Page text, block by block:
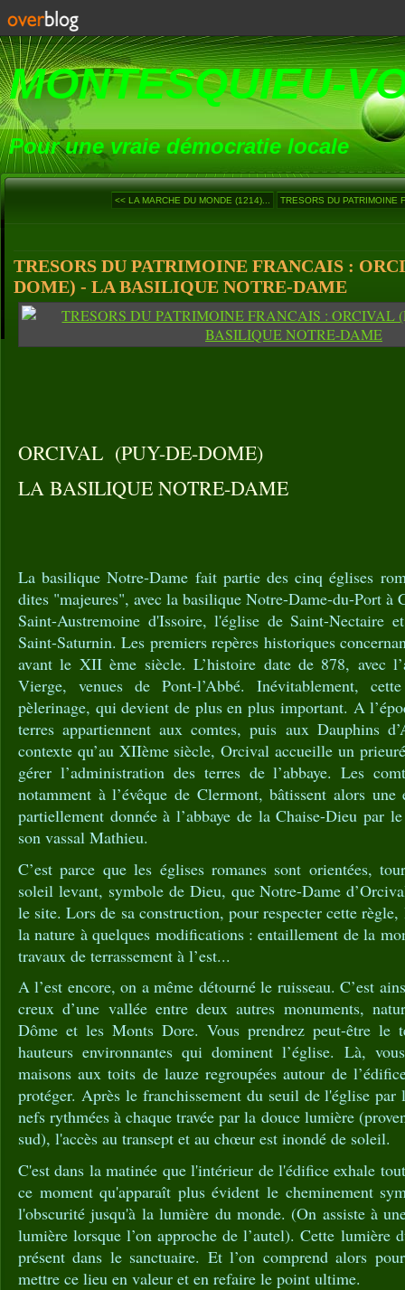
MONTESQUIEU-
Pour une vraie démocratie locale
<< LA MARCHE DU MONDE (1214)... TRESORS DU PATRIMOINE
TRESORS DU PATRIMOINE FRANCAIS :
DOME) - LA BASILIQUE NOTRE-DAME
ORCIVAL (PUY-DE-DOME)
LA BASILIQUE NOTRE-DAME
La basilique Notre-Dame fait partie des cinq églises
dites "majeures", avec la basilique Notre-Dame-du-Port à
Saint-Austremoine d'Issoire, l'église de Saint-Nectaire
Saint-Saturnin. Les premiers repères historiques
avant le XII ème siècle. L’histoire date de 878, avec
Vierge, venues de Pont-l’Abbé. Inévitablement,
pèlerinage, qui devient de plus en plus important. A
terres appartiennent aux comtes, puis aux Dauphins
contexte qu’au XIIème siècle, Orcival accueille un
gérer l’administration des terres de l’abbaye. Les
notamment à l’évêque de Clermont, bâtissent alors
partiellement donnée à l’abbaye de la Chaise-Dieu par
son vassal Mathieu.
C’est parce que les églises romanes sont orientées,
soleil levant, symbole de Dieu, que Notre-Dame
le site. Lors de sa construction, pour respecter cette
la nature à quelques modifications : entaillement de la
travaux de terrassement à l’est...
A l’est encore, on a même détourné le ruisseau. C’est
creux d’une vallée entre deux autres monuments,
Dôme et les Monts Dore. Vous prendrez peut-être le
hauteurs environnantes qui dominent l’église. Là,
maisons aux toits de lauze regroupées autour de
protéger. Après le franchissement du seuil de l'église par
nefs rythmées à chaque travée par la douce lumière
sud), l'accès au transept et au chœur est inondé de soleil.
C'est dans la matinée que l'intérieur de l'édifice exhale
ce moment qu'apparaît plus évident le cheminement
l'obscurité jusqu'à la lumière du monde. (On assiste à
lumière lorsque l’on approche de l’autel). Cette lumière
présent dans le sanctuaire. Et l’on comprend alors
mettre ce lieu en valeur et en refaire le point ultime.